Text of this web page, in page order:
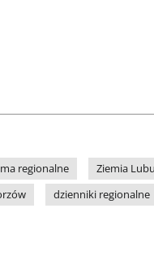
regionalne
Ziemia
dzienniki regionalne